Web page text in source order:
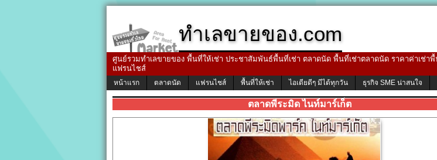
ทำเลขายของ.com
ศูนย์รวมทำเลขายของ พื้นที่ให้เช่า ประชาสัมพันธ์พื้นที่เช่า ตลาดนัด พื้นที่เช่าตลาดนัด ราคาค่าเช่
แฟรนไชส์
หน้าแรก ตลาดนัด แฟรนไชส์ พื้นที่ให้เช่า ไอเดียดีๆ มีได้ทุกวัน ธุรกิจ SME น่าสนใจ
ตลาดพีระมิด ไนท์มาร์เก็ต